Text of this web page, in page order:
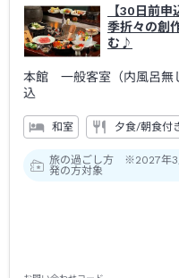
【30日前
季折々の創
む♪
本館 一般客室（内風呂
込
和室 夕食/朝食付
旅の過ごし方 ※2027年3
発の方対象